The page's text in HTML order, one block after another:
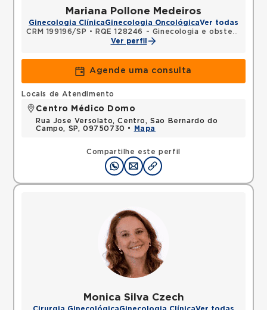
Mariana Pollone Medeiros
Ginecologia ClínicaGinecologia OncológicaVer todas
CRM 199196/SP •
RQE 128246 - Ginecologia e obstetrícia
Ver perfil
Agende uma consulta
Compartilhe este perfil
Locais de Atendimento
Centro Médico Domo
Rua Jose Versolato, Centro, Sao Bernardo do
Campo, SP, 09750730 •
Mapa
Monica Silva Czech